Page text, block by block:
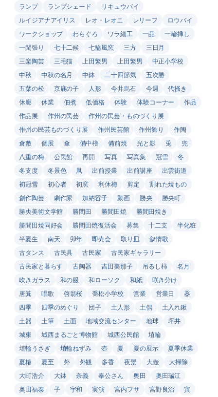
ランプ
ランプシェード
リキュウバイ
ルイジアナアイリス
レオ・レオニ レリーフ
ロウバイ
ワークショップ
わらぐろ ワラ細工 一品
一輪挿し
一閑張り
七十二候 七輪風窯 三方
三日月
三楽陶芸
三毛猫 上田繁男 上田繁男
中正小学校
中秋
中秋の名月 中鉢 二十四節気
五次勝
五葉の松
京鹿の子 人形 今井烏石 今週
代掻き
休廊
休業 佃煮 低価格 体験 体験コーナー
作品
作品展
作州の民芸
作州の民芸・ものづくり展
作州の民芸ものづくり展
作州民芸館 作州飾り
作陶
倉敷
個展 傘 備中櫓 備前焼 光と影 兎
兜
八重の梅
公民館 再開 写真 写真集 冠雪
冬
冬支度
冬景色 凧 出前授業 出前講座
出雲街道
初冠雪
初心者 初窯 利休梅 剪定
割れた焼もの
創作陶芸
劇作家 加納容子 動画 勝央
勝央町
勝央美術文学館
勝間田 勝間田焼
勝間田焼き
勝間田焼同好会
勝間田焼復活会 募集 十二支
半化粧
半夏生
南天 卯年 即売会 取り皿
叙情歌
古タンス
古民具 古民家
古民家ギャラリー
古民家と暮らす
古陶器 吉田美那子 吊るし柿
名月
吹きガラス
和の服 和ローソク 和紙
咲き分け
唐箕
唱歌 啓翁桜 喬松小学校 営業 営業日
器
四季
四季のめぐり 団子 土人形 土偶
土入れ鍬
土器
土筆 土面 地域交流センター 地球
坪井
城東
城西まるごと博物館 城西公民館
埴輪
埴輪うさぎ
埴輪ねずみ 壺 夏 夏の展示
夏季休業
夏椿
夏至 外 外観 多香 夜景 大壺
大掃除
大町浩介
大鉢 奈義 奉公さん 奥田
奥田瑞江
奥田福泰
子 宇和 実演 宮内フサ 宮野良治
寅